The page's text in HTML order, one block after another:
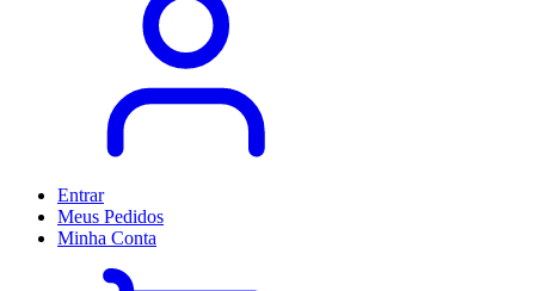
Entrar
Meus Pedidos
Minha Conta